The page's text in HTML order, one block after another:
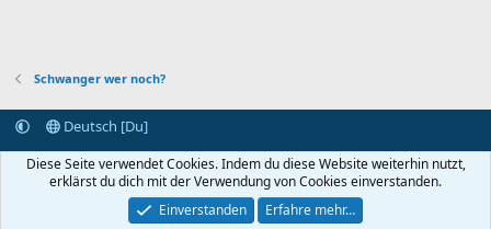
Schwanger wer noch?
Deutsch [Du]
Kontakt aufnehmen
Bedingungen und Regeln
Datenschutz
Startseite
R
S
Community platform by XenForo® © 2010-2024 XenForo Ltd.
Diese Seite verwendet Cookies. Indem du diese Website weiterhin nutzt,
erklärst du dich mit der Verwendung von Cookies einverstanden.
Einverstanden
Erfahre mehr…